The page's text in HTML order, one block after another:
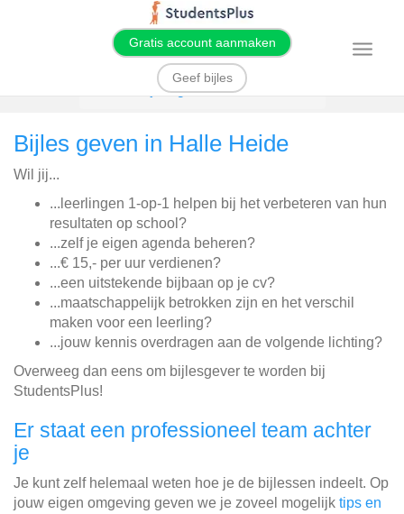
Gratis account aanmaken
Geef bijles
T
l
t
Bijles geven Halle Heide
Bijles geven in Halle Heide
Wil jij...
...leerlingen 1-op-1 helpen bij het verbeteren van hun
resultaten op school?
...zelf je eigen agenda beheren?
...€ 15,- per uur verdienen?
...een uitstekende bijbaan op je cv?
...maatschappelijk betrokken zijn en het verschil
maken voor een leerling?
...jouw kennis overdragen aan de volgende lichting?
Overweeg dan eens om bijlesgever te worden bij
StudentsPlus!
Er staat een professioneel team achter
je
Je kunt zelf helemaal weten hoe je de bijlessen indeelt. Op
jouw eigen omgeving geven we je zoveel mogelijk tips en